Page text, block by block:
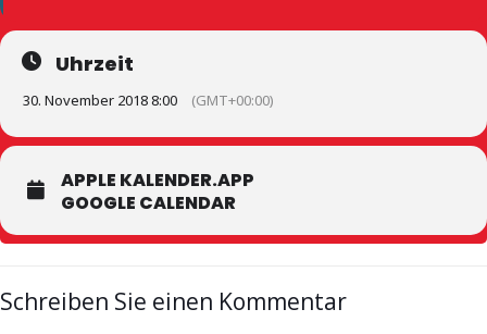
Uhrzeit
30. November 2018 8:00 (GMT+00:00)
APPLE KALENDER.APP
GOOGLE CALENDAR
Schreiben Sie einen Kommentar